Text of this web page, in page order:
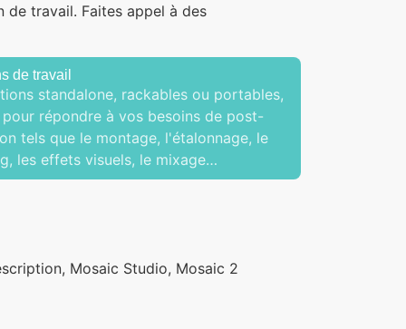
de travail. Faites appel à des
de travail
standalone, rackables ou portables,
répondre à vos besoins de post-
tels que le montage, l'étalonnage, le
les effets visuels, le mixage…
Mosaic Studio, Mosaic 2